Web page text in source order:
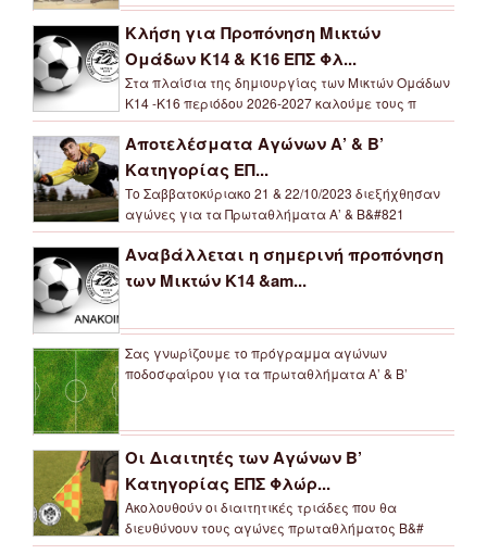
Κλήση για Προπόνηση Μικτών
Ομάδων Κ14 & Κ16 ΕΠΣ Φλ...
Στα πλαίσια της δημιουργίας των Μικτών Ομάδων
Κ14 -Κ16 περιόδου 2026-2027 καλούμε τους π
Αποτελέσματα Αγώνων Α’ & Β’
Κατηγορίας ΕΠ...
Το Σαββατοκύριακο 21 & 22/10/2023 διεξήχθησαν
αγώνες για τα Πρωταθλήματα Α’ & Β&#821
Αναβάλλεται η σημερινή προπόνηση
των Μικτών Κ14 &am...
Σας γνωρίζουμε το πρόγραμμα αγώνων
ποδοσφαίρου για τα πρωταθλήματα Α’ & Β’
Οι Διαιτητές των Αγώνων Β’
Κατηγορίας ΕΠΣ Φλώρ...
Ακολουθούν οι διαιτητικές τριάδες που θα
διευθύνουν τους αγώνες πρωταθλήματος Β&#